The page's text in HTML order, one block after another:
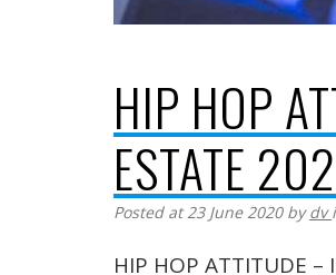
HIP HOP
ESTATE
Posted at 23 June 2020 bydv
HIP HOP ATTITUDE